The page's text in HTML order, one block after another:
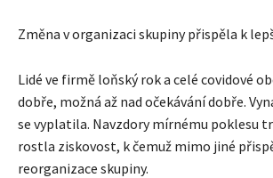
Změna v organizaci skupiny přispěla k
Lidé ve firmě loňský rok a celé covidové
dobře, možná až nad očekávání dobře.
se vyplatila. Navzdory mírnému poklesu
rostla ziskovost, k čemuž mimo jiné
reorganizace skupiny.